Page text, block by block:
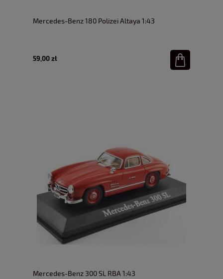
Mercedes-Benz 180 Polizei Altaya 1:43
59,00 zł
Mercedes-Benz 300 SL RBA 1:43